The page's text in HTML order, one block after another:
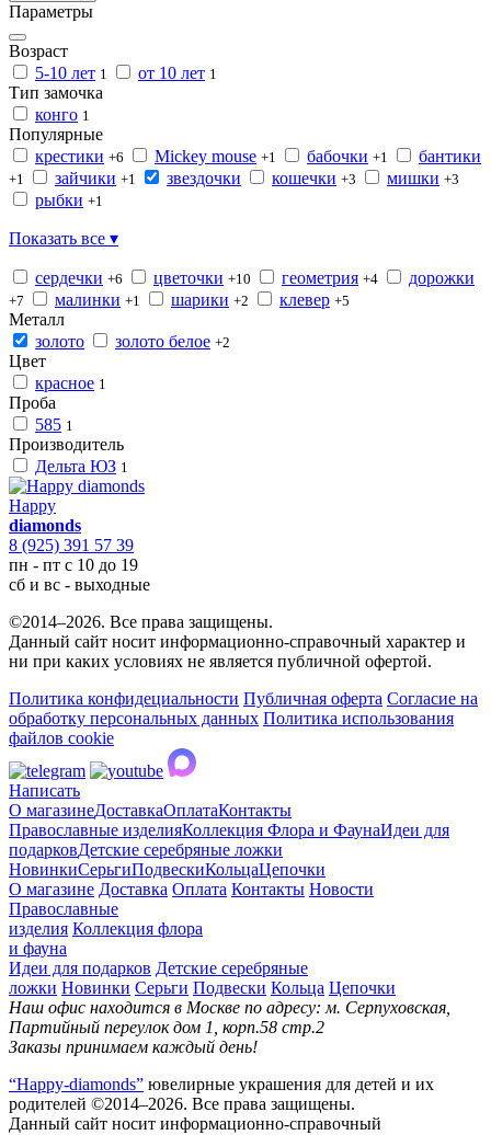
Параметры
Возраст
5-10 лет 1 от 10 лет 1
Тип замочка
конго 1
Популярные
крестики +6 Mickey mouse +1 бабочки +1 бантики
+1 зайчики +1 звездочки кошечки +3 мишки +3
рыбки +1
Показать все ▾
сердечки +6 цветочки +10 геометрия +4 дорожки
+7 малинки +1 шарики +2 клевер +5
Металл
золото
золото белое +2
Цвет
красное 1
Проба
585 1
Производитель
Дельта ЮЗ 1
Happy
diamonds
8 (925) 391 57 39
пн - пт с 10 до 19
сб и вс - выходные
©2014–2026. Все права защищены.
Данный сайт носит информационно-справочный характер и
ни при каких условиях не является публичной офертой.
Политика конфидециальности Публичная оферта Согласие на
обработку персональных данных Политика использования
файлов cookie
Написать
О магазинеДоставкаОплатаКонтакты
Православные изделияКоллекция Флора и ФаунаИдеи для
подарковДетские серебряные ложки
НовинкиСерьгиПодвескиКольцаЦепочки
О магазине Доставка Оплата Контакты Новости
Православные
изделия Коллекция флора
и фауна
Идеи для подарков Детские серебряные
ложки Новинки Серьги Подвески Кольца Цепочки
Наш офис находится в Москве по адресу: м. Серпуховская,
Партийный переулок дом 1, корп.58 стр.2
Заказы принимаем каждый день!
“Happy-diamonds” ювелирные украшения для детей и их
родителей ©2014–2026. Все права защищены.
Данный сайт носит информационно-справочный